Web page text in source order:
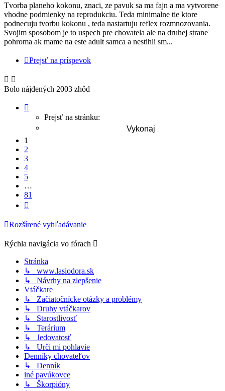
Tvorba planeho kokonu, znaci, ze pavuk sa ma fajn a ma vytvorene
vhodne podmienky na reprodukciu. Teda minimalne tie ktore
podnecuju tvorbu kokonu , teda nastartuju reflex rozmnozovania.
Svojim sposobom je to uspech pre chovatela ale na druhej strane
pohroma ak mame na este adult samca a nestihli sm...
Prejsť na príspevok
Bolo nájdených 2003 zhôd
Prejsť na stránku:
1
2
3
4
5
…
81
Rozšírené vyhľadávanie
Rýchla navigácia vo fórach
Stránka
↳ www.lasiodora.sk
↳ Návrhy na zlepšenie
Vtáčkare
↳ Začiatočnícke otázky a problémy
↳ Druhy vtáčkarov
↳ Starostlivosť
↳ Terárium
↳ Jedovatosť
↳ Urči mi pohlavie
Denníky chovateľov
↳ Denník
iné pavúkovce
↳ Škorpióny